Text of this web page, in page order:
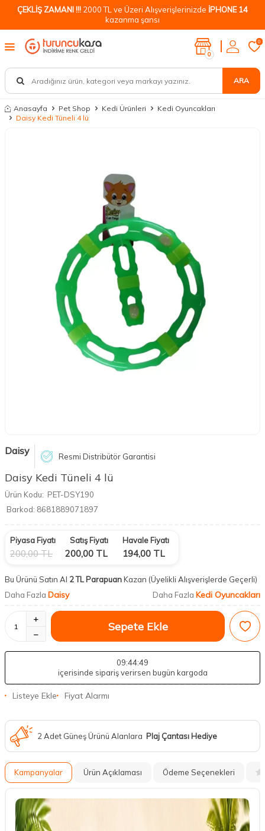
ÇEKLİŞ ZAMANI !!! 2000 TL ve Üzeri Alışverişlerinizde İPHONE 14
kazanma şansı
ARA
0
0
Anasayfa Pet Shop Kedi Ürünleri
Kedi Oyuncakları
Daisy Kedi Tüneli 4 lü
Daisy Resmi Distribütör Garantisi
Daisy Kedi Tüneli 4 lü
Ürün Kodu: PET-DSY190
Barkod: 8681889071897
Piyasa Fiyatı
200,00TL
Satış Fiyatı
200,00 TL
Havale Fiyatı
194,00 TL
Bu Ürünü Satın Al 2 TL ParapuanKazan (Üyelikli Alışverişlerde Geçerli)
Daha Fazla Daisy Daha Fazla Kedi Oyuncakları
Sepete Ekle
09:44:48
içerisinde sipariş verirsen bugün kargoda
Listeye Ekle Fiyat Alarmı
2 Adet Güneş Ürünü Alanlara Plaj Çantası Hediye
Kampanyalar Ürün Açıklaması Ödeme Seçenekleri